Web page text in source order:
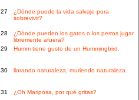
27
¿Dónde puede la vida salvaje pura
sobrevivir?
28
¿Dónde pueden los gatos o los perros jugar
libremente afuera?
29 Humm tiene gusto de un Hummingbird.
30 llorando naturaleza, muriendo naturaleza.
31 ¿Oh Mariposa, por qué gritas?